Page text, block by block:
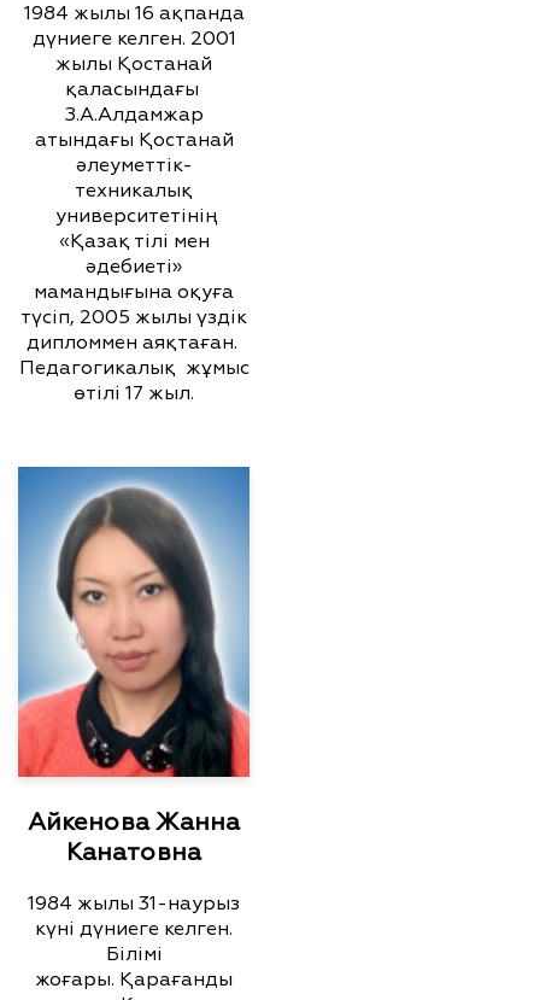
1984 жылы 16 ақпанда
дүниеге келген. 2001
жылы Қостанай
қаласындағы
З.А.Алдамжар
атындағы Қостанай
әлеуметтік-
техникалық
университетінің
«Қазақ тілі мен
әдебиеті»
мамандығына оқуға
түсіп, 2005 жылы үздік
дипломмен аяқтаған.
Педагогикалық жұмыс
өтілі 17 жыл.
Айкенова Жанна
Канатовна
1984 жылы 31-наурыз
күні дүниеге келген.
Білімі
жоғары. Қарағанды